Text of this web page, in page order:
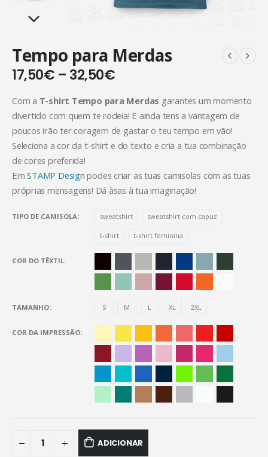
Tempo para Merdas
17,50€ – 32,50€
Com a T-shirt Tempo para Merdas garantes um momento
divertido com quem te rodeia! E ainda tens a vantagem de
poucos irão ter coragem de gastar o teu tempo em vão!
Seleciona a cor da t-shirt e do texto e cria a tua combinação
de cores preferida!
EmSTAMP Design podes criar as tuas camisolas com as tuas
próprias mensagens! Dá àsas à tua imaginação!
TIPO DE CAMISOLA sweatshirt sweatshirt com capuz
t-shirt t-shirt feminina
COR DO TÊXTIL
TAMANHO S M L XL 2XL
COR DA IMPRESSÃO
ADICIONAR